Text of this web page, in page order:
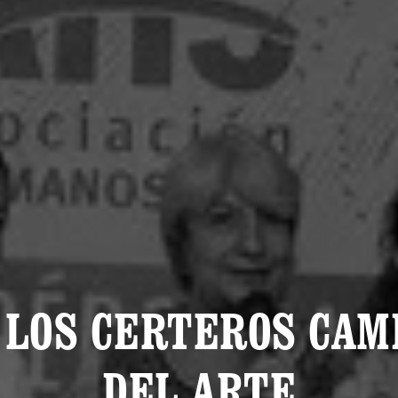
CERTEROS